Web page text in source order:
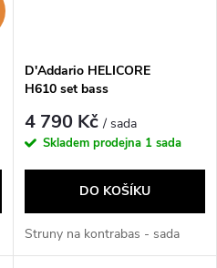
D'Addario HELICORE
H610 set bass
4 790 Kč/ sada
Skladem prodejna 1 sada
DO KOŠÍKU
Struny na kontrabas - sada